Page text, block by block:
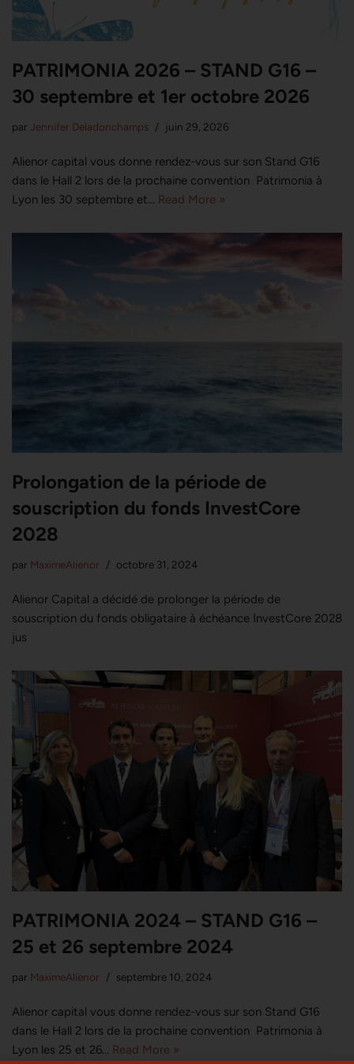
PATRIMONIA 2026 – STAND G16 –
30 septembre et 1er octobre 2026
par Jennifer Deladonchamps juin 29, 2026
Alienor capital vous donne rendez-vous sur son Stand G16
dans le Hall 2 lors de la prochaine convention Patrimonia à
Lyon les 30 septembre et…
Read More »
Prolongation de la période de
souscription du fonds InvestCore
2028
par MaximeAlienor octobre 31, 2024
Alienor Capital a décidé de prolonger la période de
souscription du fonds obligataire à échéance InvestCore 2028
jus
PATRIMONIA 2024 – STAND G16 –
25 et 26 septembre 2024
par MaximeAlienor septembre 10, 2024
Alienor capital vous donne rendez-vous sur son Stand G16
dans le Hall 2 lors de la prochaine convention Patrimonia à
Lyon les 25 et 26… Read More »